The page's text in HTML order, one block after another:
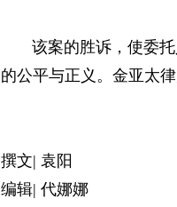
该案的胜诉，使委托
的公平与正义。金亚太
撰文| 袁阳
编辑| 代娜娜